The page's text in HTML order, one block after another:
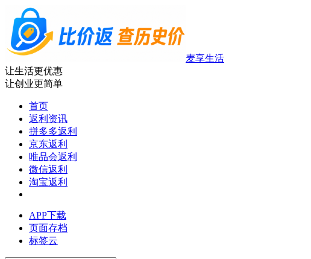
麦享生活
让生活更优惠
让创业更简单
首页
返利资讯
拼多多返利
京东返利
唯品会返利
微信返利
淘宝返利
APP下载
页面存档
标签云